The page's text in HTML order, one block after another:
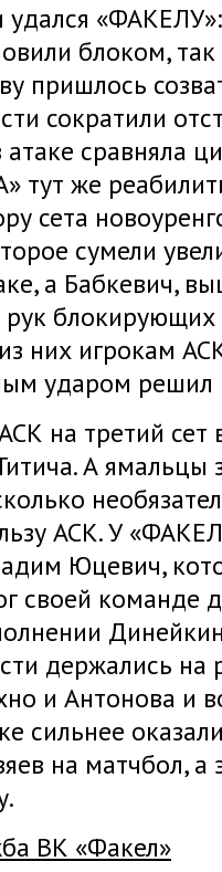
удался
блоком,
пришлось
сократили
сравняла
тут же
сета
сумели
а Бабкевич,
рук
них игрокам
ударом решил
на третий
А ямальцы
АСК. У
Юцевич,
своей команде
держались на
и Антонова и
сильнее
на матчбол,
ВК «Факел»